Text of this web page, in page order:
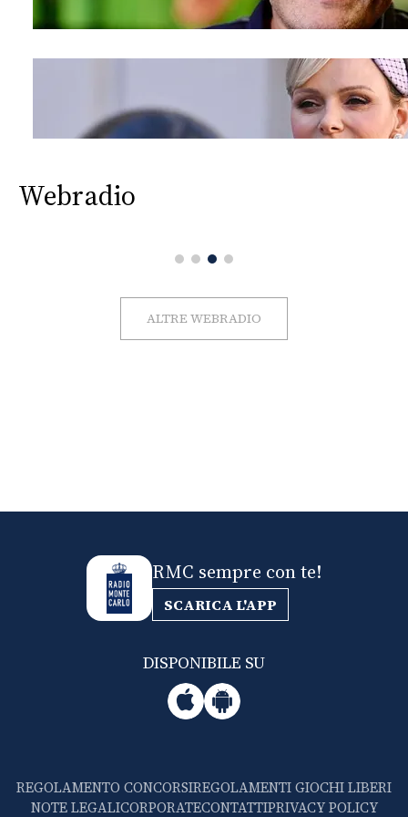
Webradio
ALTRE WEBRADIO
RMC sempre con te!
SCARICA L'APP
DISPONIBILE SU
REGOLAMENTO CONCORSIREGOLAMENTI GIOCHI LIBERI
NOTE LEGALICORPORATECONTATTIPRIVACY POLICY